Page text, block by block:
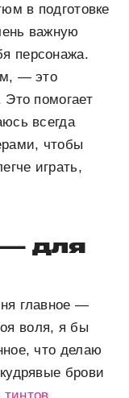
в подготовке
важную
персонажа.
— это
Это помогает
всегда
чтобы
играть,
для
главное —
воля, я бы
что делаю
брови